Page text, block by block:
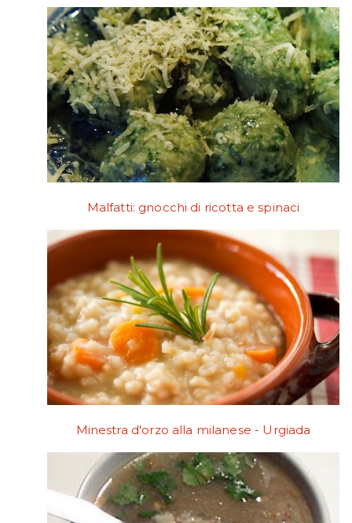
Malfatti: gnocchi di ricotta e spinaci
Minestra d'orzo alla milanese - Urgiada